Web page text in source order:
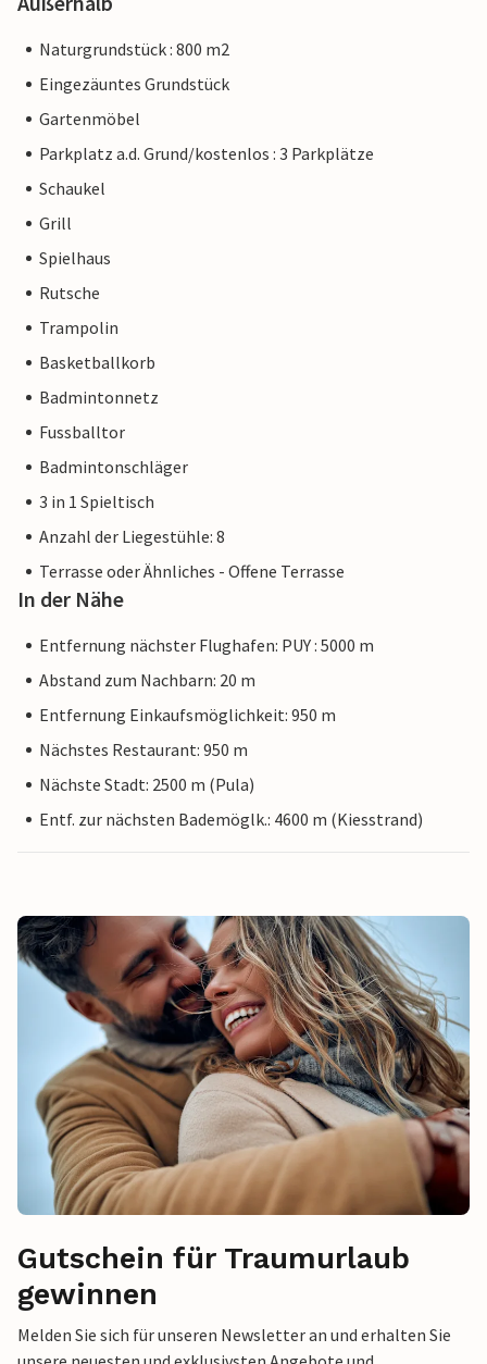
Naturgrundstück : 800 m2
Eingezäuntes Grundstück
Gartenmöbel
Parkplatz a.d. Grund/kostenlos : 3 Parkplätze
Schaukel
Grill
Spielhaus
Rutsche
Trampolin
Basketballkorb
Badmintonnetz
Fussballtor
Badmintonschläger
3 in 1 Spieltisch
Anzahl der Liegestühle: 8
Terrasse oder Ähnliches - Offene Terrasse
In der Nähe
Entfernung nächster Flughafen: PUY : 5000 m
Abstand zum Nachbarn: 20 m
Entfernung Einkaufsmöglichkeit: 950 m
Nächstes Restaurant: 950 m
Nächste Stadt: 2500 m (Pula)
Entf. zur nächsten Bademöglk.: 4600 m (Kiesstrand)
Gutschein für Traumurlaub
gewinnen
Melden Sie sich für unseren Newsletter an und erhalten Sie